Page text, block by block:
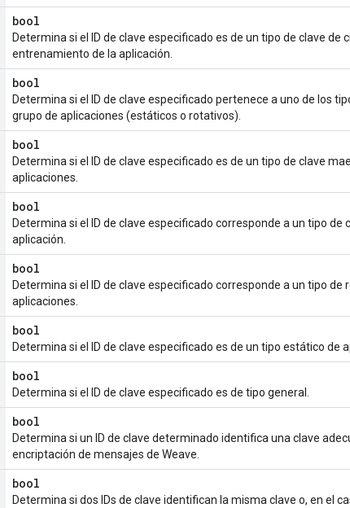
bool
Determina si el ID de clave especificado es de un tipo de clave de
entrenamiento de la aplicación.
bool
Determina si el ID de clave especificado pertenece a uno de los
grupo de aplicaciones (estáticos o rotativos).
bool
Determina si el ID de clave especificado es de un tipo de clave
aplicaciones.
bool
Determina si el ID de clave especificado corresponde a un tipo de
aplicación.
bool
Determina si el ID de clave especificado corresponde a un tipo de
aplicaciones.
bool
Determina si el ID de clave especificado es de un tipo estático de
bool
Determina si el ID de clave especificado es de tipo general.
bool
Determina si un ID de clave determinado identifica una clave
encriptación de mensajes de Weave.
bool
Determina si dos IDs de clave identifican la misma clave o, en el